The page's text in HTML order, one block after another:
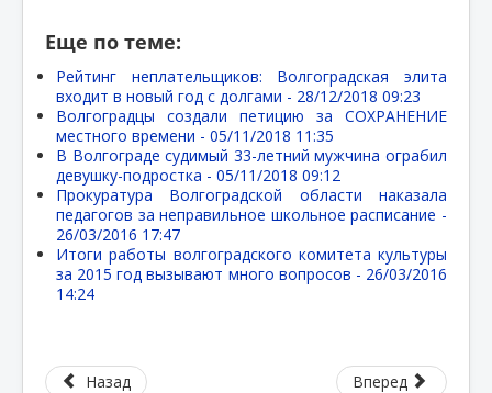
Еще по теме:
Рейтинг неплательщиков: Волгоградская элита
входит в новый год с долгами - 28/12/2018 09:23
Волгоградцы создали петицию за СОХРАНЕНИЕ
местного времени - 05/11/2018 11:35
В Волгограде судимый 33-летний мужчина ограбил
девушку-подростка - 05/11/2018 09:12
Прокуратура Волгоградской области наказала
педагогов за неправильное школьное расписание -
26/03/2016 17:47
Итоги работы волгоградского комитета культуры
за 2015 год вызывают много вопросов - 26/03/2016
14:24
Назад Вперед